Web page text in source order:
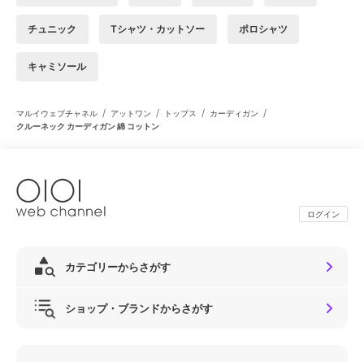
チュニック Tシャツ・カットソー ポロシャツ
キャミソール
マルイウェブチャネル / アットワン / トップス / カーディガン /
クルーネック カーディガン 綿 コットン
ログイン
カテゴリーからさがす
ショップ・ブランドからさがす